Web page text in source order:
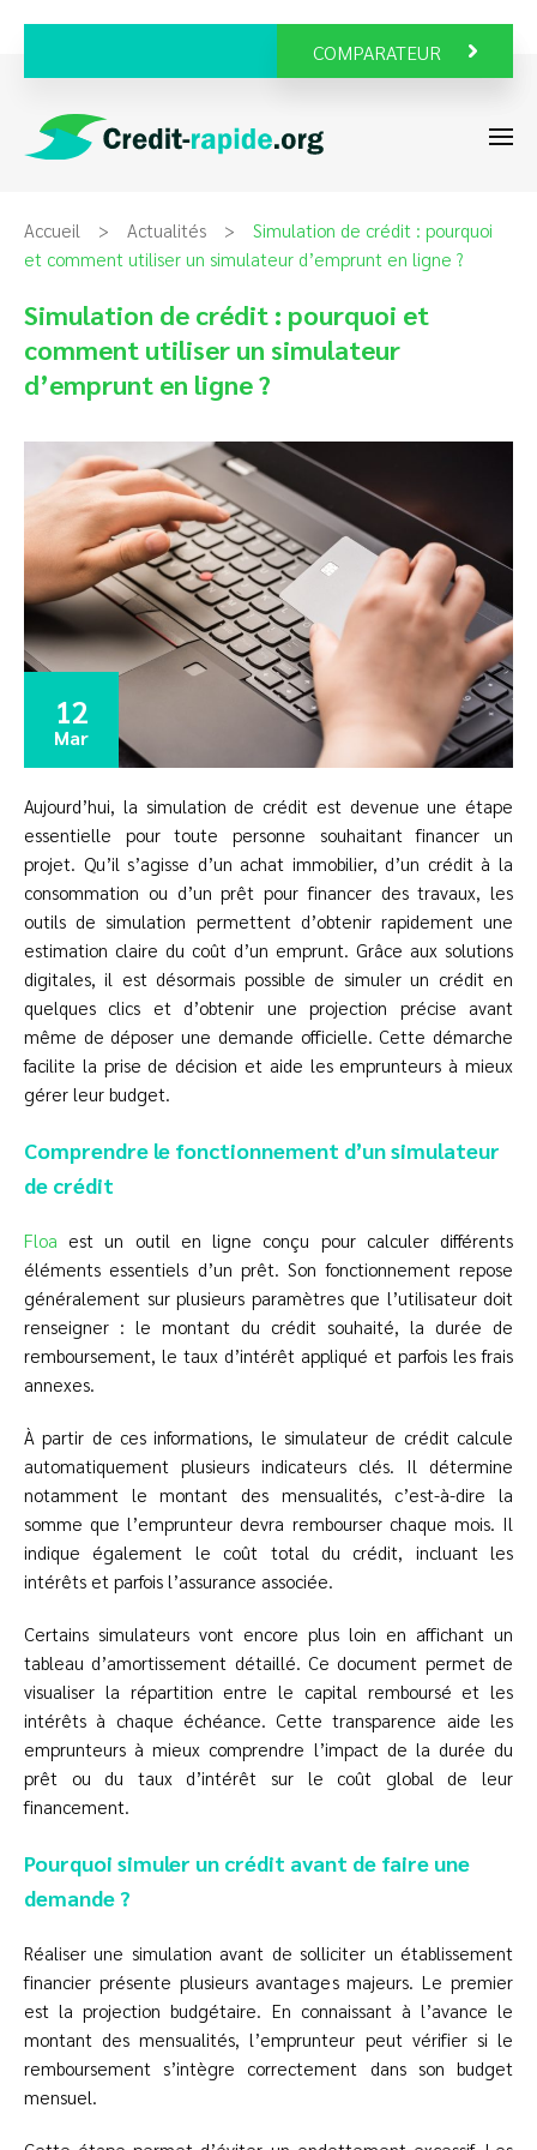
COMPARATEUR
Accueil Actualités
Simulation de crédit : pourquoi
et comment utiliser un simulateur d’emprunt en ligne ?
Simulation de crédit : pourquoi et
comment utiliser un simulateur
d’emprunt en ligne ?
12
Mar
Aujourd’hui, la simulation de crédit est devenue une étape
essentielle pour toute personne souhaitant financer un
projet. Qu’il s’agisse d’un achat immobilier, d’un crédit à la
consommation ou d’un prêt pour financer des travaux, les
outils de simulation permettent d’obtenir rapidement une
estimation claire du coût d’un emprunt. Grâce aux solutions
digitales, il est désormais possible de simuler un crédit en
quelques clics et d’obtenir une projection précise avant
même de déposer une demande officielle. Cette démarche
facilite la prise de décision et aide les emprunteurs à mieux
gérer leur budget.
Comprendre le fonctionnement d’un simulateur
de crédit
Floa est un outil en ligne conçu pour calculer différents
éléments essentiels d’un prêt. Son fonctionnement repose
généralement sur plusieurs paramètres que l’utilisateur doit
renseigner : le montant du crédit souhaité, la durée de
remboursement, le taux d’intérêt appliqué et parfois les frais
annexes.
À partir de ces informations, le simulateur de crédit calcule
automatiquement plusieurs indicateurs clés. Il détermine
notamment le montant des mensualités, c’est-à-dire la
somme que l’emprunteur devra rembourser chaque mois. Il
indique également le coût total du crédit, incluant les
intérêts et parfois l’assurance associée.
Certains simulateurs vont encore plus loin en affichant un
tableau d’amortissement détaillé. Ce document permet de
visualiser la répartition entre le capital remboursé et les
intérêts à chaque échéance. Cette transparence aide les
emprunteurs à mieux comprendre l’impact de la durée du
prêt ou du taux d’intérêt sur le coût global de leur
financement.
Pourquoi simuler un crédit avant de faire une
demande ?
Réaliser une simulation avant de solliciter un établissement
financier présente plusieurs avantages majeurs. Le premier
est la projection budgétaire. En connaissant à l’avance le
montant des mensualités, l’emprunteur peut vérifier si le
remboursement s’intègre correctement dans son budget
mensuel.